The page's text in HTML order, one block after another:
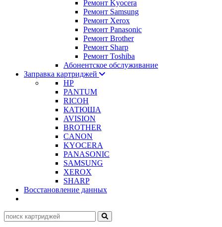
Ремонт Kyocera
Ремонт Samsung
Ремонт Xerox
Ремонт Panasonic
Ремонт Brother
Ремонт Sharp
Ремонт Toshiba
Абонентское обслуживание
Заправка картриджей
HP
PANTUM
RICOH
КАТЮША
AVISION
BROTHER
CANON
KYOCERA
PANASONIC
SAMSUNG
XEROX
SHARP
Восстановление данных